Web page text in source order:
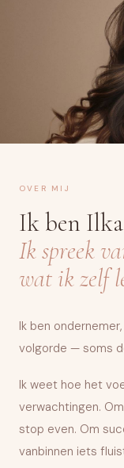
OVER MIJ
Ik ben
Ik spreek
wat ik zelf
Ik ben
volgorde — soms
Ik weet hoe het
verwachtingen.
stop even. Om
vanbinnen iets